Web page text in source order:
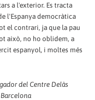
a l'exterior. Es tracta
l'Espanya democràtica
el contrari, ja que la pau
això, no ho oblidem, a
espanyol, i moltes més
del Centre Delàs